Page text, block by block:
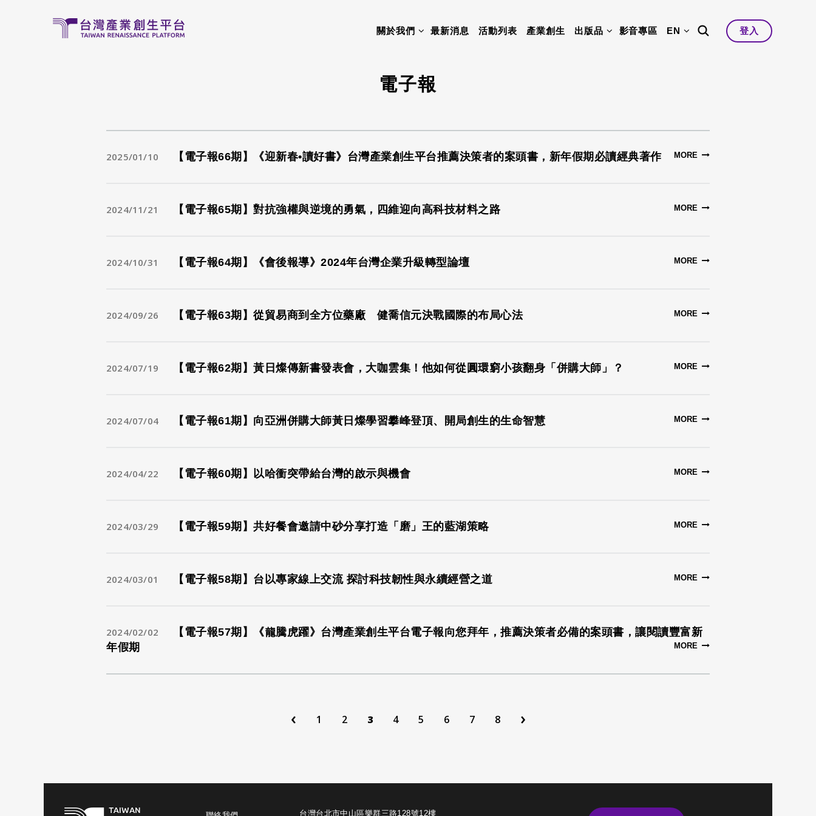
EN
關於我們 最新消息 活動列表 產業創生 出版品 影音專區 登入
電子報
2025/01/10 【電子報66期】《迎新春•讀好書》台灣產業創生平台推薦決策者的案頭書，新年假期必讀經典著作 MORE
2024/11/21 【電子報65期】對抗強權與逆境的勇氣，四維迎向高科技材料之路 MORE
2024/10/31 【電子報64期】《會後報導》2024年台灣企業升級轉型論壇 MORE
2024/09/26 【電子報63期】從貿易商到全方位藥廠 健喬信元決戰國際的布局心法 MORE
2024/07/19 【電子報62期】黃日燦傳新書發表會，大咖雲集！他如何從圓環窮小孩翻身「併購大師」？ MORE
2024/07/04 【電子報61期】向亞洲併購大師黃日燦學習攀峰登頂、開局創生的生命智慧 MORE
2024/04/22 【電子報60期】以哈衝突帶給台灣的啟示與機會 MORE
2024/03/29 【電子報59期】共好餐會邀請中砂分享打造「磨」王的藍湖策略 MORE
2024/03/01 【電子報58期】台以專家線上交流 探討科技韌性與永續經營之道 MORE
2024/02/02
【電子報57期】《龍騰虎躍》台灣產業創生平台電子報向您拜年，推薦決策者必備的案頭書，讓閱讀豐富新
年假期
MORE
‹ 1 2 3 4 5 6 7 8 ›
台灣台北市中山區樂群三路128號12樓